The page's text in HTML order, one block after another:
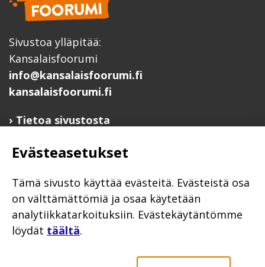
Sivustoa ylläpitää:
Kansalaisfoorumi
info@kansalaisfoorumi.fi
kansalaisfoorumi.fi
Tietoa sivustosta
Ilmoita järjestösi järjestöhakemistoon
Järjestötietäjä-testi
Anna palautetta
Saavutettavuusseloste
Evästekäytännöt
Evästeasetukset
Tämä sivusto käyttää evästeitä. Evästeistä osa
on välttämättömiä ja osaa käytetään
analytiikkatarkoituksiin. Evästekäytäntömme
löydät täältä.